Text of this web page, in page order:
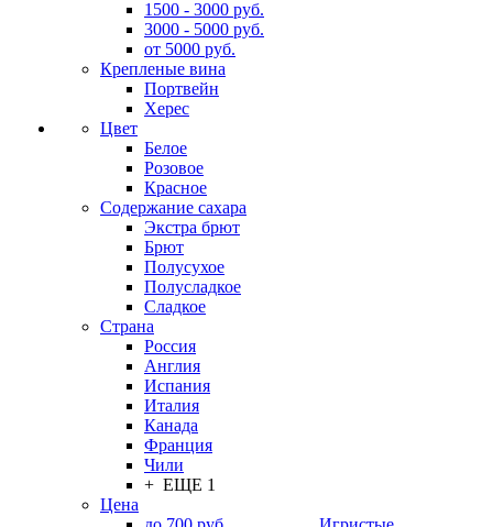
1500 - 3000 руб.
3000 - 5000 руб.
от 5000 руб.
Крепленые вина
Портвейн
Херес
Цвет
Белое
Розовое
Красное
Содержание сахара
Экстра брют
Брют
Полусухое
Полусладкое
Сладкое
Страна
Россия
Англия
Испания
Италия
Канада
Франция
Чили
+ ЕЩЕ 1
Цена